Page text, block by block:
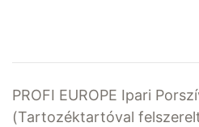
PROFI EUROPE Ipari
(Tartozéktartóval